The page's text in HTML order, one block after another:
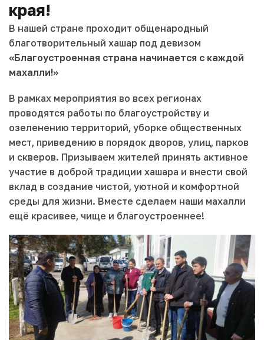
края!
В нашей стране проходит общенародный
благотворительный хашар под девизом
«Благоустроенная страна начинается с каждой
махалли!»
В рамках мероприятия во всех регионах
проводятся работы по благоустройству и
озеленению территорий, уборке общественных
мест, приведению в порядок дворов, улиц, парков
и скверов. Призываем жителей принять активное
участие в доброй традиции хашара и внести свой
вклад в создание чистой, уютной и комфортной
среды для жизни. Вместе сделаем наши махалли
ещё красивее, чище и благоустроеннее!